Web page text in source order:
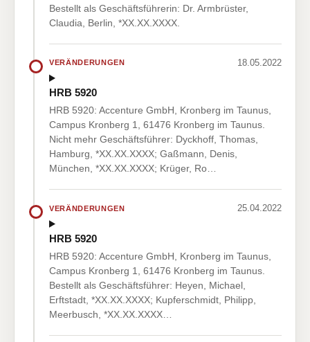
Bestellt als Geschäftsführerin: Dr. Armbrüster,
Claudia, Berlin, *XX.XX.XXXX.
VERÄNDERUNGEN 18.05.2022
HRB 5920
HRB 5920: Accenture GmbH, Kronberg im Taunus,
Campus Kronberg 1, 61476 Kronberg im Taunus.
Nicht mehr Geschäftsführer: Dyckhoff, Thomas,
Hamburg, *XX.XX.XXXX; Gaßmann, Denis,
München, *XX.XX.XXXX; Krüger, Ro…
VERÄNDERUNGEN 25.04.2022
HRB 5920
HRB 5920: Accenture GmbH, Kronberg im Taunus,
Campus Kronberg 1, 61476 Kronberg im Taunus.
Bestellt als Geschäftsführer: Heyen, Michael,
Erftstadt, *XX.XX.XXXX; Kupferschmidt, Philipp,
Meerbusch, *XX.XX.XXXX…